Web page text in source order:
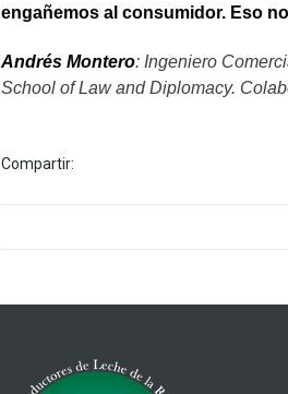
engañemos al consumidor. Eso
Andrés Montero: Ingeniero
School of Law and Diplomacy.
Compartir: